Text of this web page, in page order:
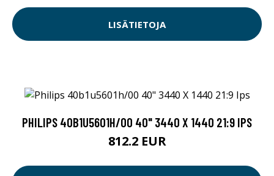
LISÄTIETOJA
PHILIPS 40B1U5601H/00 40" 3440 X 1440 21:9 IPS
812.2 EUR